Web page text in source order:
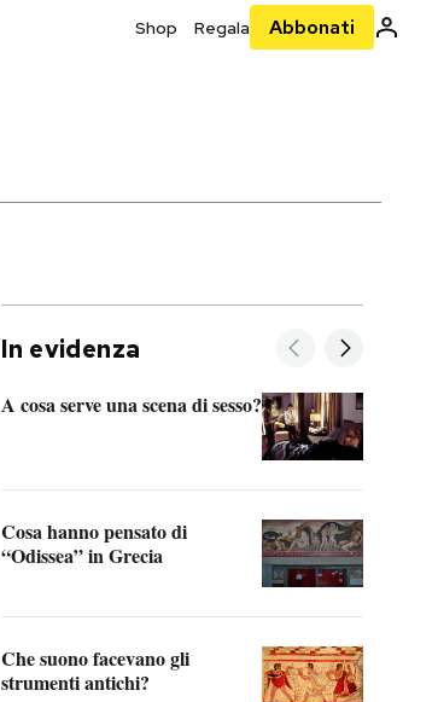
Shop Regala Abbonati
In evidenza
A cosa serve una scena di sesso?
Cosa hanno pensato di
“Odissea” in Grecia
Che suono facevano gli
strumenti antichi?